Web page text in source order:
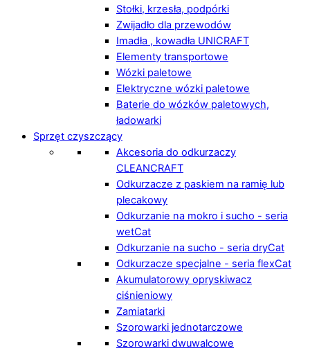
Stołki, krzesła, podpórki
Zwijadło dla przewodów
Imadła , kowadła UNICRAFT
Elementy transportowe
Wózki paletowe
Elektryczne wózki paletowe
Baterie do wózków paletowych,
ładowarki
Sprzęt czyszczący
Akcesoria do odkurzaczy
CLEANCRAFT
Odkurzacze z paskiem na ramię lub
plecakowy
Odkurzanie na mokro i sucho - seria
wetCat
Odkurzanie na sucho - seria dryCat
Odkurzacze specjalne - seria flexCat
Akumulatorowy opryskiwacz
ciśnieniowy
Zamiatarki
Szorowarki jednotarczowe
Szorowarki dwuwalcowe